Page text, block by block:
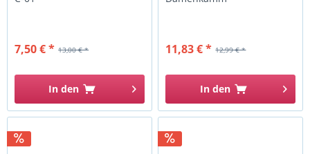
13,00 € *
7,50 € *
In den
12,99 € *
11,83 € *
In den